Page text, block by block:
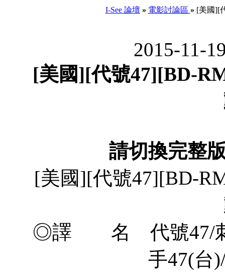
I-See 論壇 » 電影討論區 » [美國][
2015-11-
[美國][代號47][BD-
請切換完整
[美國][代號47][BD-
◎譯 名 代號47/刺
手47(台